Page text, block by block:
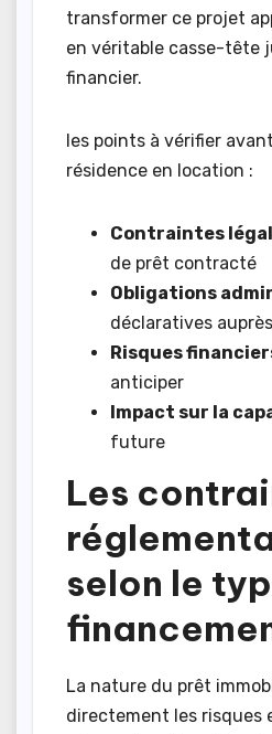
transformer ce projet
en véritable casse-tête
financier.
les points à vérifier
résidence en location :
Contraintes
de prêt contracté
Obligations
déclaratives
Risques
anticiper
Impact sur la
future
Les
selon le
La nature du prêt
directement les risques